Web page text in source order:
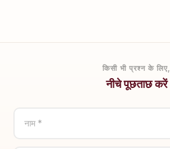
किसी भी प्रश्न के लिए,
नीचे पूछताछ करें
नाम *